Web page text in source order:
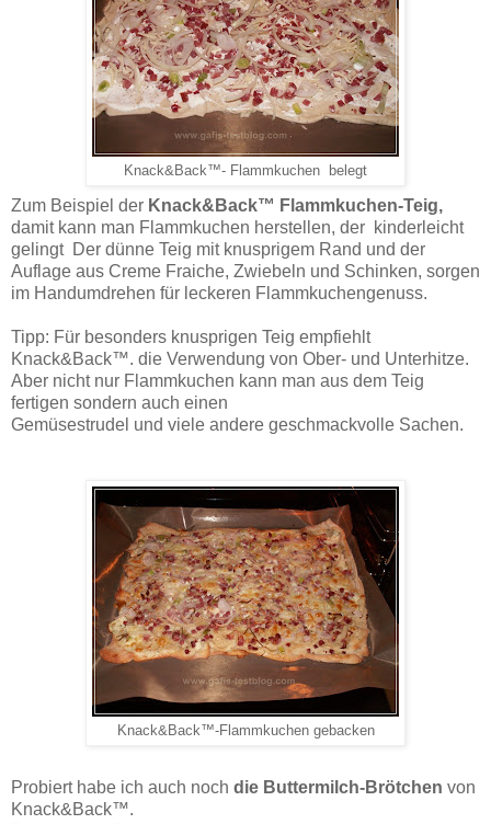
Knack&Back™- Flammkuchen belegt
Zum Beispiel der Knack&Back™ Flammkuchen-Teig,
damit kann man Flammkuchen herstellen, der kinderleicht
gelingt Der dünne Teig mit knusprigem Rand und der
Auflage aus Creme Fraiche, Zwiebeln und Schinken, sorgen
im Handumdrehen für leckeren Flammkuchengenuss.
Tipp: Für besonders knusprigen Teig empfiehlt
Knack&Back™. die Verwendung von Ober- und Unterhitze.
Aber nicht nur Flammkuchen kann man aus dem Teig
fertigen sondern auch einen
Gemüsestrudel und viele andere geschmackvolle Sachen.
Knack&Back™-Flammkuchen gebacken
Probiert habe ich auch noch die Buttermilch-Brötchen von
Knack&Back™.